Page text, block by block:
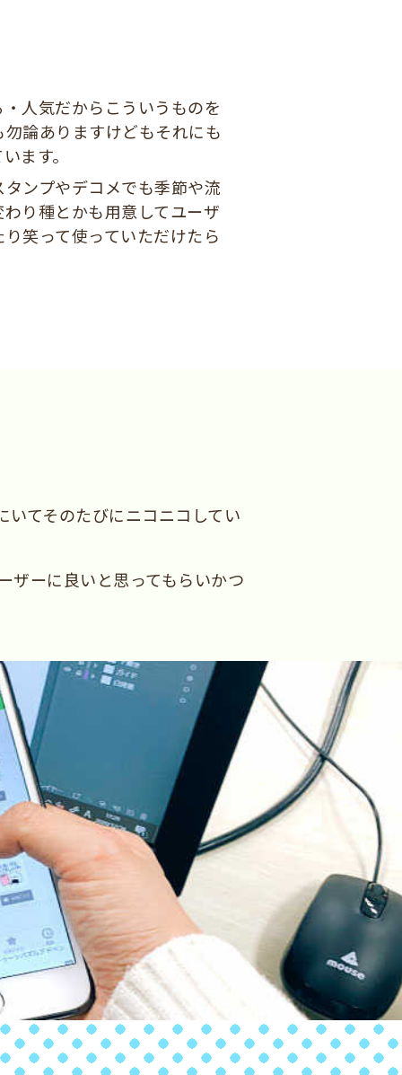
人気だからこういうものを
論ありますけどもそれにも
ます。
ンプやデコメでも季節や流
り種とかも用意してユーザ
笑って使っていただけたら
てそのたびにニコニコしてい
ザーに良いと思ってもらいかつ